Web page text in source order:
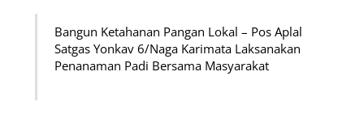
Bangun Ketahanan Pangan Lokal – Pos Aplal
Satgas Yonkav 6/Naga Karimata Laksanakan
Penanaman Padi Bersama Masyarakat